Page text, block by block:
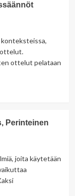
ottelut pelataan
Perinteinen
joita käytetään